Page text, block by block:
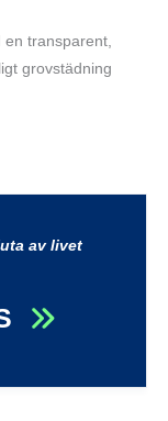
transparent,
grovstädning
av livet